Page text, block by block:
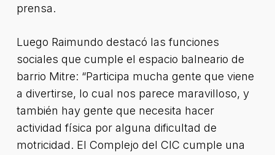
prensa.
Luego Raimundo destacó las funciones
sociales que cumple el espacio balneario de
barrio Mitre: “Participa mucha gente que viene
a divertirse, lo cual nos parece maravilloso, y
también hay gente que necesita hacer
actividad física por alguna dificultad de
motricidad. El Complejo del CIC cumple una